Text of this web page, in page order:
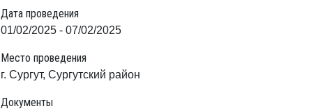
Дата проведения
01/02/2025 - 07/02/2025
Место проведения
г. Сургут, Сургутский район
Документы